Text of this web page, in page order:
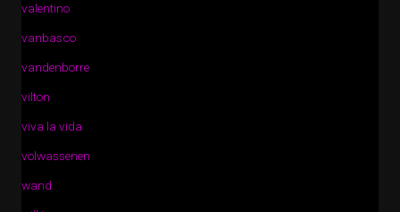
valentino
vanbasco
vandenborre
vilton
viva la vida
volwassenen
wand